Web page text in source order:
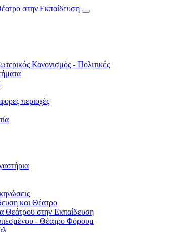
Κανονισμός - Πολιτικές
περιοχές
και Θέατρο
Θεάτρου στην Εκπαίδευση
- Θέατρο Φόρουμ